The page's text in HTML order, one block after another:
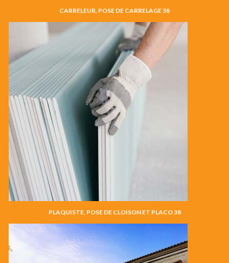
CARRELEUR, POSE DE CARRELAGE 38
PLAQUISTE, POSE DE CLOISON ET PLACO 38